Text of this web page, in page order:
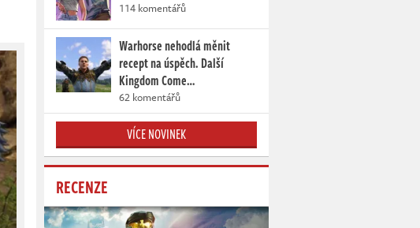
114 komentářů
Warhorse nehodlá měnit
recept na úspěch. Další
Kingdom Come…
62 komentářů
VÍCE NOVINEK
RECENZE